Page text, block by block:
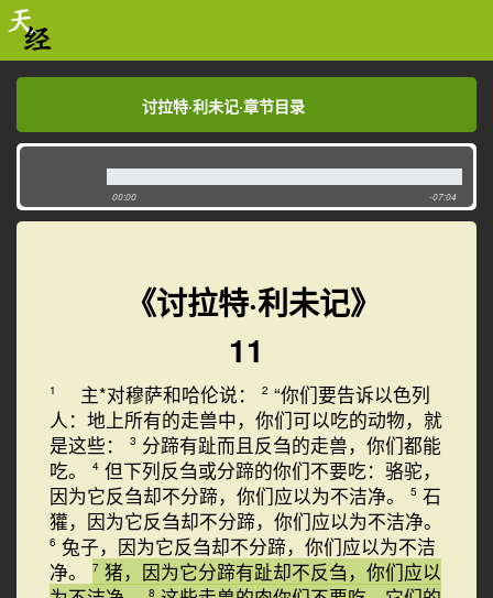
讨拉特·利未记·章节目录
讨拉特·利未记·章节目录
00:00 -07:04
《讨拉特·利未记》
11
1 主*对穆萨和哈伦说： 2 “你们要告诉以色列
人：地上所有的走兽中，你们可以吃的动物，就
是这些：
3 分蹄有趾而且反刍的走兽，你们都能
吃。
4 但下列反刍或分蹄的你们不要吃：骆驼，
因为它反刍却不分蹄，你们应以为不洁净。
5 石
獾，因为它反刍却不分蹄，你们应以为不洁净。
6 兔子，因为它反刍却不分蹄，你们应以为不洁
净。
7 猪，因为它分蹄有趾却不反刍，你们应以
8